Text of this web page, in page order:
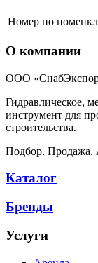
Номер по
О компании
ООО
Гидравлическое,
инструмент для
строительства.
Подбор. Продажа.
Каталог
Бренды
Услуги